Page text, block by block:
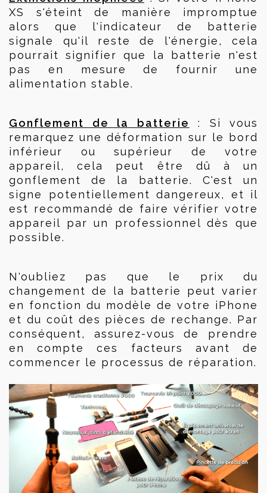
XS s'éteint de manière impromptue
alors que l'indicateur de batterie
signale qu'il reste de l'énergie, cela
pourrait signifier que la batterie n'est
pas en mesure de fournir une
alimentation stable.
Gonflement de la batterie
: Si vous
remarquez une déformation sur le bord
inférieur ou supérieur de votre
appareil, cela peut être dû à un
gonflement de la batterie. C'est un
signe potentiellement dangereux, et il
est recommandé de faire vérifier votre
appareil par un professionnel dès que
possible.
N'oubliez pas que le prix du
changement de la batterie peut varier
en fonction du modèle de votre iPhone
et du coût des pièces de rechange. Par
conséquent, assurez-vous de prendre
en compte ces facteurs avant de
commencer le processus de réparation.